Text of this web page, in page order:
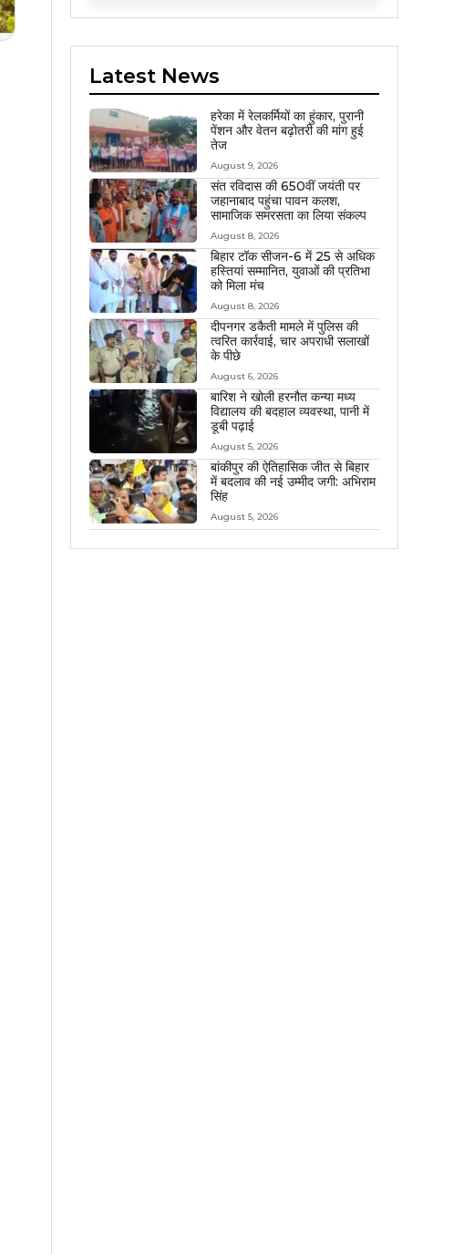
Latest News
हरेका में रेलकर्मियों का हुंकार, पुरानी
पेंशन और वेतन बढ़ोतरी की मांग हुई
तेज
August 9, 2026
संत रविदास की 650वीं जयंती पर
जहानाबाद पहुंचा पावन कलश,
सामाजिक समरसता का लिया संकल्प
August 8, 2026
बिहार टॉक सीजन-6 में 25 से अधिक
हस्तियां सम्मानित, युवाओं की प्रतिभा
को मिला मंच
August 8, 2026
दीपनगर डकैती मामले में पुलिस की
त्वरित कार्रवाई, चार अपराधी सलाखों
के पीछे
August 6, 2026
बारिश ने खोली हरनौत कन्या मध्य
विद्यालय की बदहाल व्यवस्था, पानी में
डूबी पढ़ाई
August 5, 2026
बांकीपुर की ऐतिहासिक जीत से बिहार
में बदलाव की नई उम्मीद जगी: अभिराम
सिंह
August 5, 2026